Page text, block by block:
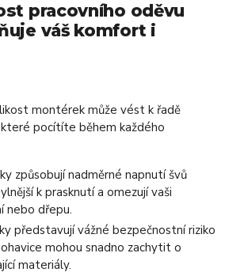
pracovního oděvu
váš komfort i
montérek může vést k řadě
pocítíte během každého
způsobují nadměrné napnutí švů
k prasknutí a omezují vaši
nebo dřepu.
představují vážné bezpečnostní riziko
mohou snadno zachytit o
materiály.